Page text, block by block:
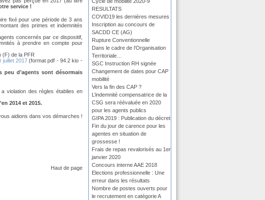
service !
fixé pour une période de 3 ans
des primes et indemnités
concernés par ce dispositif,
à prendre en compte pour
(F) de la PFR
juillet 2017(format pdf - 94.2 kio -
d’agents sont désormais
violation des règles établies en
2014 et 2015.
aidions dans vos démarches !
Haut de page
RESULTATS
COVID19 les dernières mesures
Inscription au concours de
SACDD CE (AG)
Rupture Conventionnelle
Dans le cadre de l’Organisation
Territoriale…
SGC Instruction RH signée
Changement de dates pour CAP
mobilité
Vers la fin des CAP ?
L’indemnité compensatrice de la
CSG sera réévaluée en 2020
pour les agents publics
GIPA 2019 : Publication du décret
Fin du jour de carence pour les
agentes en situation de
grossesse !
Frais de repas revalorisés au 1er
janvier 2020
Concours interne AAE 2018
Elections professionnelle : Une
erreur dans les résultats
Nombre de postes ouverts pour
le recrutement en catégorie A